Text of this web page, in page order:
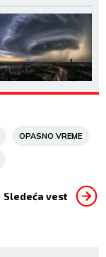
OPASNO VREME
Sledeća vest